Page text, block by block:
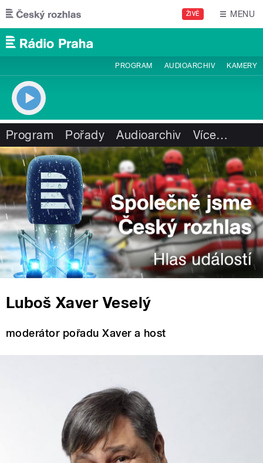
Přejít k hlavnímu obsahu
ŽIVĚ MENU
PROGRAM AUDIOARCHIV KAMERY
Program Pořady Audioarchiv Více…
Luboš Xaver Veselý
moderátor pořadu Xaver a host